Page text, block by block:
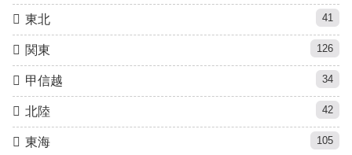
東北 41
関東 126
甲信越 34
北陸 42
東海 105